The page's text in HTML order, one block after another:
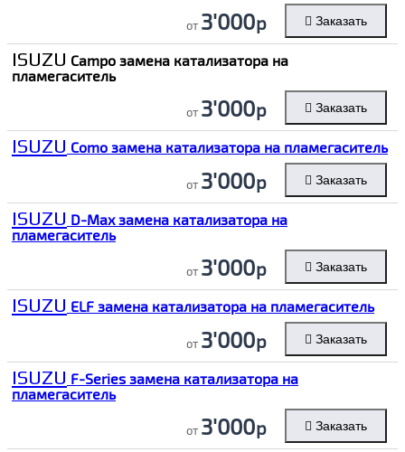
от 3'000р Заказать
ISUZU Campo замена катализатора на
пламегаситель
от 3'000р Заказать
ISUZU Como замена катализатора на пламегаситель
от 3'000р Заказать
ISUZU D-Max замена катализатора на
пламегаситель
от 3'000р Заказать
ISUZU ELF замена катализатора на пламегаситель
от 3'000р Заказать
ISUZU F-Series замена катализатора на
пламегаситель
от 3'000р Заказать